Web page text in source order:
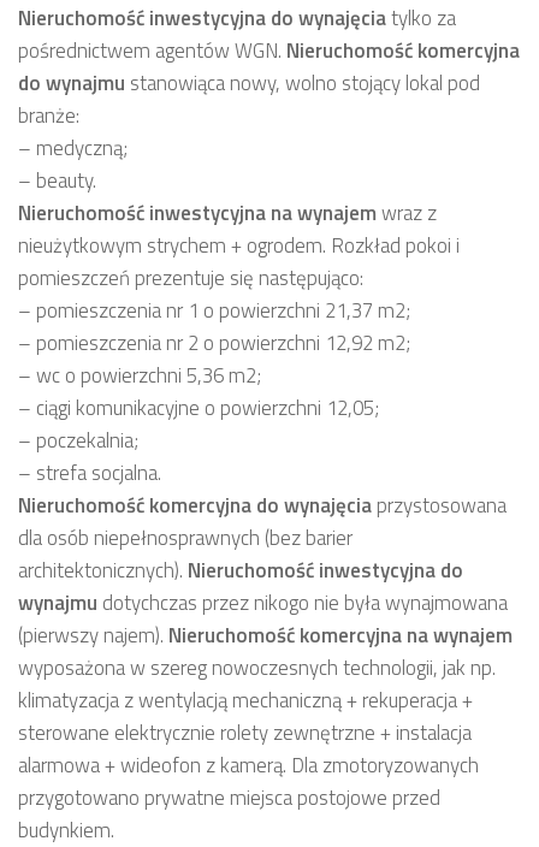
Nieruchomość inwestycyjnado wynajęciatylko za
pośrednictwem agentów WGN. Nieruchomość komercyjna
do wynajmu stanowiąca nowy, wolno stojący lokal pod
branże:
– medyczną;
– beauty.
Nieruchomość inwestycyjnana wynajemwraz z
nieużytkowym strychem + ogrodem. Rozkład pokoi i
pomieszczeń prezentuje się następująco:
– pomieszczenia nr 1 o powierzchni 21,37 m2;
– pomieszczenia nr 2 o powierzchni 12,92 m2;
– wc o powierzchni 5,36 m2;
– ciągi komunikacyjne o powierzchni 12,05;
– poczekalnia;
– strefa socjalna.
Nieruchomość komercyjnado wynajęciaprzystosowana
dla osób niepełnosprawnych (bez barier
architektonicznych). Nieruchomość inwestycyjnado
wynajmu dotychczas przez nikogo nie była wynajmowana
(pierwszy najem). Nieruchomość komercyjnana wynajem
wyposażona w szereg nowoczesnych technologii, jak np.
klimatyzacja z wentylacją mechaniczną + rekuperacja +
sterowane elektrycznie rolety zewnętrzne + instalacja
alarmowa + wideofon z kamerą. Dla zmotoryzowanych
przygotowano prywatne miejsca postojowe przed
budynkiem.